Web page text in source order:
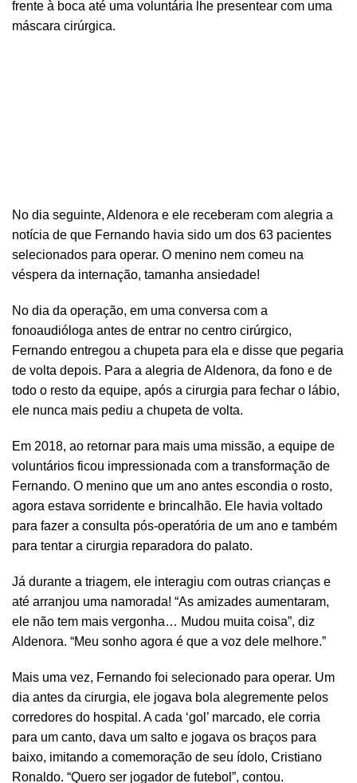
frente à boca até uma voluntária lhe presentear com uma
máscara cirúrgica.
No dia seguinte, Aldenora e ele receberam com alegria a
notícia de que Fernando havia sido um dos 63 pacientes
selecionados para operar. O menino nem comeu na
véspera da internação, tamanha ansiedade!
No dia da operação, em uma conversa com a
fonoaudióloga antes de entrar no centro cirúrgico,
Fernando entregou a chupeta para ela e disse que pegaria
de volta depois. Para a alegria de Aldenora, da fono e de
todo o resto da equipe, após a cirurgia para fechar o lábio,
ele nunca mais pediu a chupeta de volta.
Em 2018, ao retornar para mais uma missão, a equipe de
voluntários ficou impressionada com a transformação de
Fernando. O menino que um ano antes escondia o rosto,
agora estava sorridente e brincalhão. Ele havia voltado
para fazer a consulta pós-operatória de um ano e também
para tentar a cirurgia reparadora do palato.
Já durante a triagem, ele interagiu com outras crianças e
até arranjou uma namorada! “As amizades aumentaram,
ele não tem mais vergonha… Mudou muita coisa”, diz
Aldenora. “Meu sonho agora é que a voz dele melhore.”
Mais uma vez, Fernando foi selecionado para operar. Um
dia antes da cirurgia, ele jogava bola alegremente pelos
corredores do hospital. A cada ‘gol’ marcado, ele corria
para um canto, dava um salto e jogava os braços para
baixo, imitando a comemoração de seu ídolo, Cristiano
Ronaldo. “Quero ser jogador de futebol”, contou.